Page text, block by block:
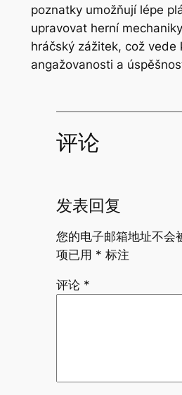
poznatky umožňují lépe
upravovat herní
hráčský zážitek, což vede
angažovanosti a
评论
发表回复
您的电子邮箱地址不会
项已用 * 标注
评论 *